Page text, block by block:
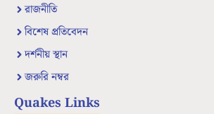
রাজনীতি
বিশেষ প্রতিবেদন
দর্শনীয় স্থান
জরুরি নম্বর
Quakes Links